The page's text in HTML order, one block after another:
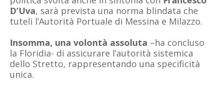
D’Uva, sarà prevista una norma blindata che
tuteli l’Autorità Portuale di Messina e Milazzo.
Insomma, una volontà assoluta –ha concluso
la Floridia- di assicurare l’autorità sistemica
dello Stretto, rappresentando una specificità
unica.